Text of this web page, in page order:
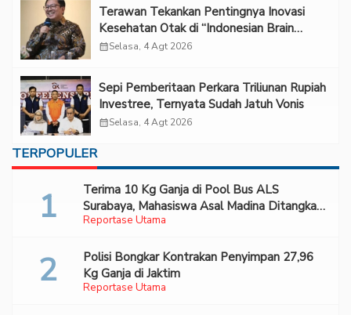
Terawan Tekankan Pentingnya Inovasi
Kesehatan Otak di “Indonesian Brain
Forum 2026 UPN Veteran Jakarta”
calendar_monthSelasa, 4 Agt 2026
Sepi Pemberitaan Perkara Triliunan Rupiah
Investree, Ternyata Sudah Jatuh Vonis
calendar_monthSelasa, 4 Agt 2026
TERPOPULER
Reportase Utama
Terima 10 Kg Ganja di Pool Bus ALS
Surabaya, Mahasiswa Asal Madina Ditangkap
Bareskrim
Reportase Utama
Polisi Bongkar Kontrakan Penyimpan 27,96
Kg Ganja di Jaktim